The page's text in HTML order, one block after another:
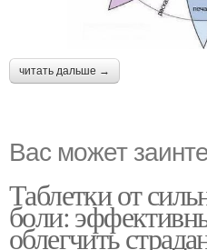
читать дальше →
Вас может
Таблетки от
боли:
облегчить